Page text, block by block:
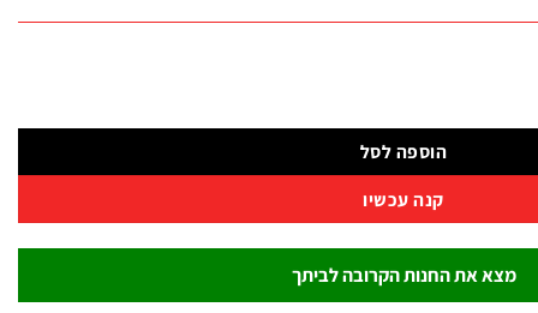
הוספה לסל
קנה עכשיו
מצא את החנות הקרובה לביתך